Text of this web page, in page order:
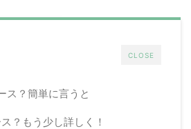
CLOSE
ス？簡単に言うと
？もう少し詳しく！